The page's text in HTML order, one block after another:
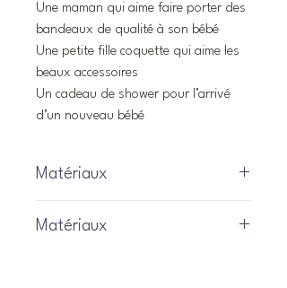
Une maman qui aime faire porter des
bandeaux de qualité à son bébé
Une petite fille coquette qui aime les
beaux accessoires
Un cadeau de shower pour l’arrivé
d’un nouveau bébé
Matériaux
Matériaux